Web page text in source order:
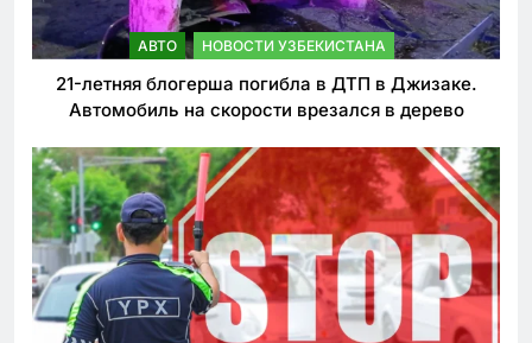
АВТО НОВОСТИ УЗБЕКИСТАНА
21-летняя блогерша погибла в ДТП в Джизаке.
Автомобиль на скорости врезался в дерево